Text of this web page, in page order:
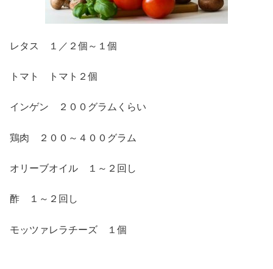
レタス １／２個～１個
トマト トマト２個
インゲン ２００グラムくらい
鶏肉 ２００～４００グラム
オリーブオイル １～２回し
酢 １～２回し
モッツァレラチーズ １個